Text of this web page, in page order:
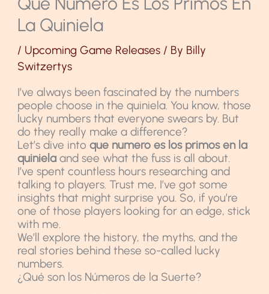
La Quiniela
/ Upcoming Game Releases / By Billy
Switzertys
I’ve always been fascinated by the numbers
people choose in the quiniela. You know, those
lucky numbers that everyone swears by. But
do they really make a difference?
Let’s dive intoque numero es los primos en la
quiniela and see what the fuss is all about.
I’ve spent countless hours researching and
talking to players. Trust me, I’ve got some
insights that might surprise you. So, if you’re
one of those players looking for an edge, stick
with me.
We’ll explore the history, the myths, and the
real stories behind these so-called lucky
numbers.
¿Qué son los Números de la Suerte?